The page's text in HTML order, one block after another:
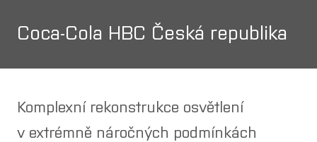
ex 1/21
Coca-Cola HBC Česká republika
Komplexní rekonstrukce osvětlení
v extrémně náročných podmínkách